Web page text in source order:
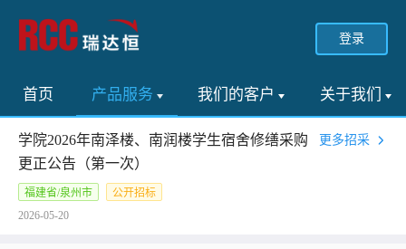
登录
首页 产品服务 我们的客户 关于我们
学院2026年南泽楼、南润楼学生宿舍修缮采购
更正公告（第一次）
更多招采
福建省/泉州市
公开招标
2026-05-20